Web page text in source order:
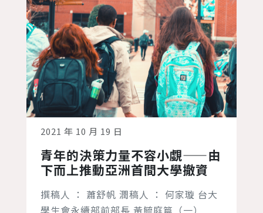
2021 年 10 月 19 日
青年的決策力量不容小覷——由
下而上推動亞洲首間大學撤資
撰稿人 ： 蕭舒帆 潤稿人 ： 何家璇 台大